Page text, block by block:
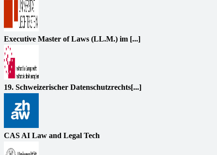
Executive Master of Laws (LL.M.) im [...]
19. Schweizerischer Datenschutzrechts[...]
CAS AI Law and Legal Tech